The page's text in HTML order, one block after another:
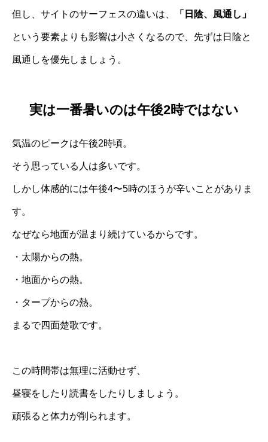
但し、サイトのサーフェスの違いは、 「日陰、風通し」
という要素よりも影響は小さくなるので、先ずは日陰と
風通しを優先しましょう。
実は一番暑いのは午後2時ではない
気温のピークは午後2時頃。
そう思っている人は多いです。
しかし体感的には午後4〜5時のほうが辛いことがありま
す。
なぜなら地面が温まり続けているからです。
・太陽からの熱。
・地面からの熱。
・タープからの熱。
まるで四面楚歌です。
この時間帯は無理に活動せず、
昼寝をしたり読書をしたりしましょう。
頑張ると体力が削られます。